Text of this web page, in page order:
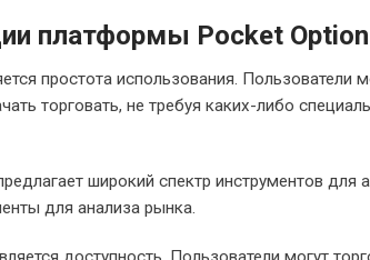
платформы Pocket Option
простота использования. Пользователи
торговать, не требуя каких-либо
широкий спектр инструментов для
для анализа рынка.